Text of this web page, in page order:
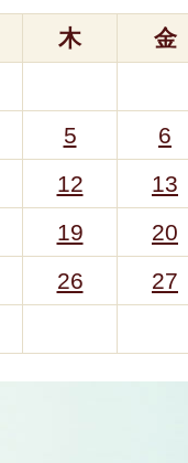
木 金
5
6
12
13
19
20
26
27